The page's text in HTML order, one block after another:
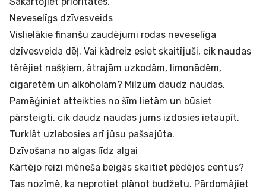
Neveselīgs dzīvesveids
Vislielākie finanšu zaudējumi rodas neveselīga
dzīvesveida dēļ. Vai kādreiz esiet skaitījuši, cik naudas
tērējiet našķiem, ātrajām uzkodām, limonādēm,
cigaretēm un alkoholam? Milzum daudz naudas.
Pamēģiniet atteikties no šīm lietām un būsiet
pārsteigti, cik daudz naudas jums izdosies ietaupīt.
Turklāt uzlabosies arī jūsu pašsajūta.
Dzīvošana no algas līdz algai
Kārtējo reizi mēneša beigās skaitiet pēdējos centus?
Tas nozīmē, ka neprotiet plānot budžetu. Pārdomājiet